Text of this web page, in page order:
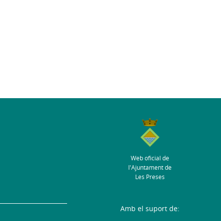
Web oficial de
l'Ajuntament de
Les Preses
Amb el suport de: